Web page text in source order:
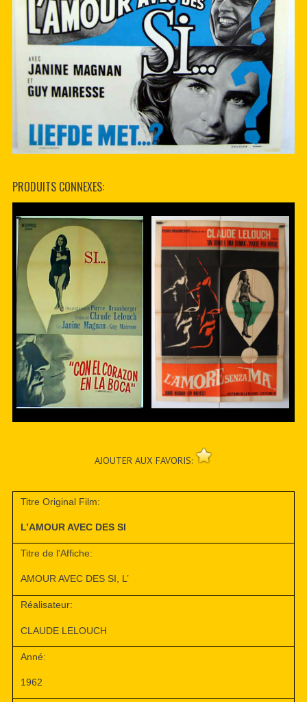
PRODUITS CONNEXES:
AJOUTER AUX FAVORIS:
Titre Original Film:
L’AMOUR AVEC DES SI
Titre de l'Affiche:
AMOUR AVEC DES SI, L’
Réalisateur:
CLAUDE LELOUCH
Anné:
1962